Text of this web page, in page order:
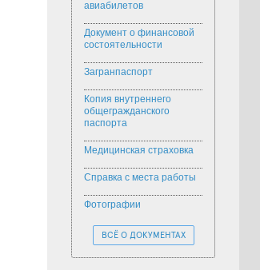
авиабилетов
Документ о финансовой
состоятельности
Загранпаспорт
Копия внутреннего
общегражданского
паспорта
Медицинская страховка
Справка с места работы
Фотографии
ВСЁ О ДОКУМЕНТАХ